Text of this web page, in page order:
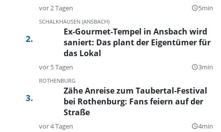
vor 2 Tagen query_builder5min
SCHALKHAUSEN (ANSBACH)
Ex-Gourmet-Tempel in Ansbach wird
saniert: Das plant der Eigentümer für
das Lokal
vor 5 Tagen query_builder3min
ROTHENBURG
Zähe Anreise zum Taubertal-Festival
bei Rothenburg: Fans feiern auf der
Straße
vor 4 Tagen query_builder4min